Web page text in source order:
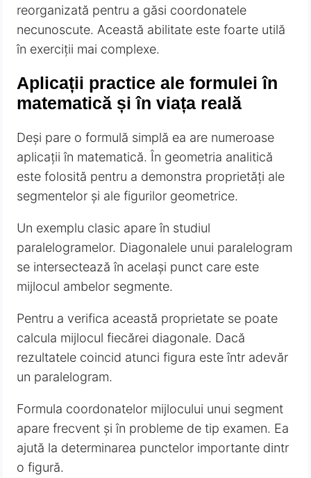
reorganizată pentru a găsi coordonatele
necunoscute. Această abilitate este foarte utilă
în exerciții mai complexe.
Aplicații practice ale formulei în
matematică și în viața reală
Deși pare o formulă simplă ea are numeroase
aplicații în matematică. În geometria analitică
este folosită pentru a demonstra proprietăți ale
segmentelor și ale figurilor geometrice.
Un exemplu clasic apare în studiul
paralelogramelor. Diagonalele unui paralelogram
se intersectează în același punct care este
mijlocul ambelor segmente.
Pentru a verifica această proprietate se poate
calcula mijlocul fiecărei diagonale. Dacă
rezultatele coincid atunci figura este într adevăr
un paralelogram.
Formula coordonatelor mijlocului unui segment
apare frecvent și în probleme de tip examen. Ea
ajută la determinarea punctelor importante dintr
o figură.